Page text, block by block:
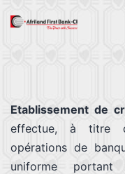
Etablissement de
effectue, à titre
opérations de
uniforme portant